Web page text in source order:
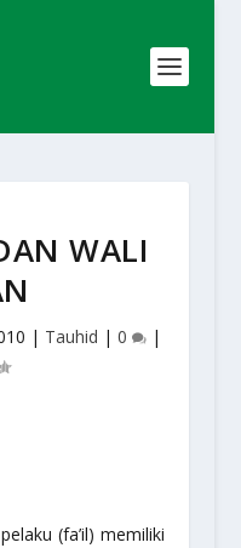
WALI
| Tauhid |0 |
(fa’il) memiliki